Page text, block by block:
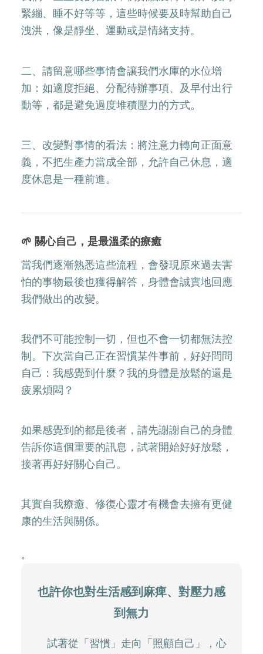
緊繃、睡不好等等，這些時候要及時幫助自己
洩洪，像是靜坐、運動或是情緒支持。
二、請留意哪些事情會讓我們水庫的水位增
加：如適度拒絕、分配待辦事項、及早付出行
動等，都是避免過度堆積壓力的方式。
三、改變對事情的看法：將注意力轉向正面意
義，不把生產力當成全部，允許自己休息，適
度休息是一種前進。
🌱 關心自己，是最溫柔的療癒
當我們逐漸熟悉這些流程，會發現原來過去害
怕的事物最後也獲得解答，身體會誠實地回應
我們做出的改變。
我們不可能控制一切，但也不會一切都無法控
制。下次當自己正在習慣某件事前，好好問問
自己：我感覺到什麼？我的身體是放鬆的還是
疲累煩悶？
如果感覺到的都是後者，請先謝謝自己的身體
告訴你這個重要的訊息，試著開始好好放鬆，
接著再好好關心自己。
其實自我療癒、修復心靈才有機會去擁有更健
康的生活與關係。
。
也許你也對生活感到麻痺、對壓力感
到無力
試著從「習慣」走向「照顧自己」，心